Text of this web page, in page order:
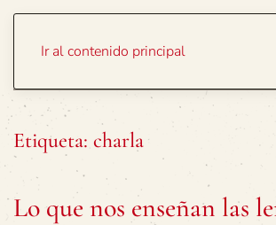
Ir al contenido principal
Etiqueta: charla
Lo que nos enseñan las